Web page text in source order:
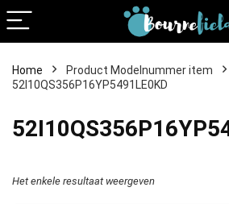
Home
Product Modelnummer item
52I10QS356P16YP5491LE0KD
Het enkele resultaat weergeven